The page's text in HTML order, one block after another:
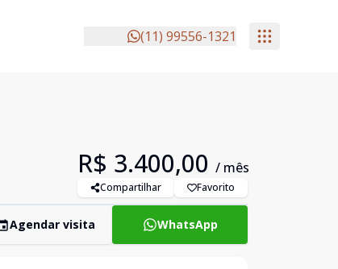
(11) 99556-1321
R$ 3.400,00 / mês
Compartilhar Favorito
Agendar visita WhatsApp